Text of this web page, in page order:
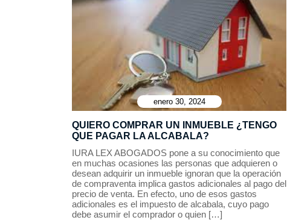
enero 30, 2024
QUIERO COMPRAR UN INMUEBLE ¿TENGO
QUE PAGAR LA ALCABALA?
IURA LEX ABOGADOS pone a su conocimiento que
en muchas ocasiones las personas que adquieren o
desean adquirir un inmueble ignoran que la operación
de compraventa implica gastos adicionales al pago del
precio de venta. En efecto, uno de esos gastos
adicionales es el impuesto de alcabala, cuyo pago
debe asumir el comprador o quien […]